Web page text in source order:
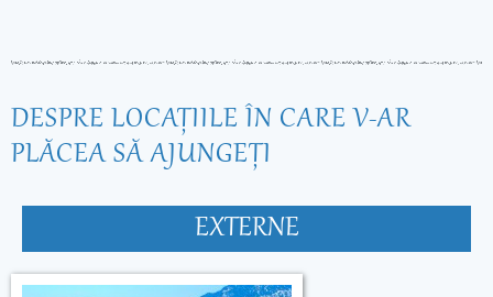
DESPRE LOCAŢIILE ÎN CARE V-AR
PLĂCEA SĂ AJUNGEŢI
EXTERNE